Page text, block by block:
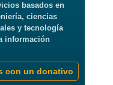
basados en
ciencias
y tecnología
información
con un donativo